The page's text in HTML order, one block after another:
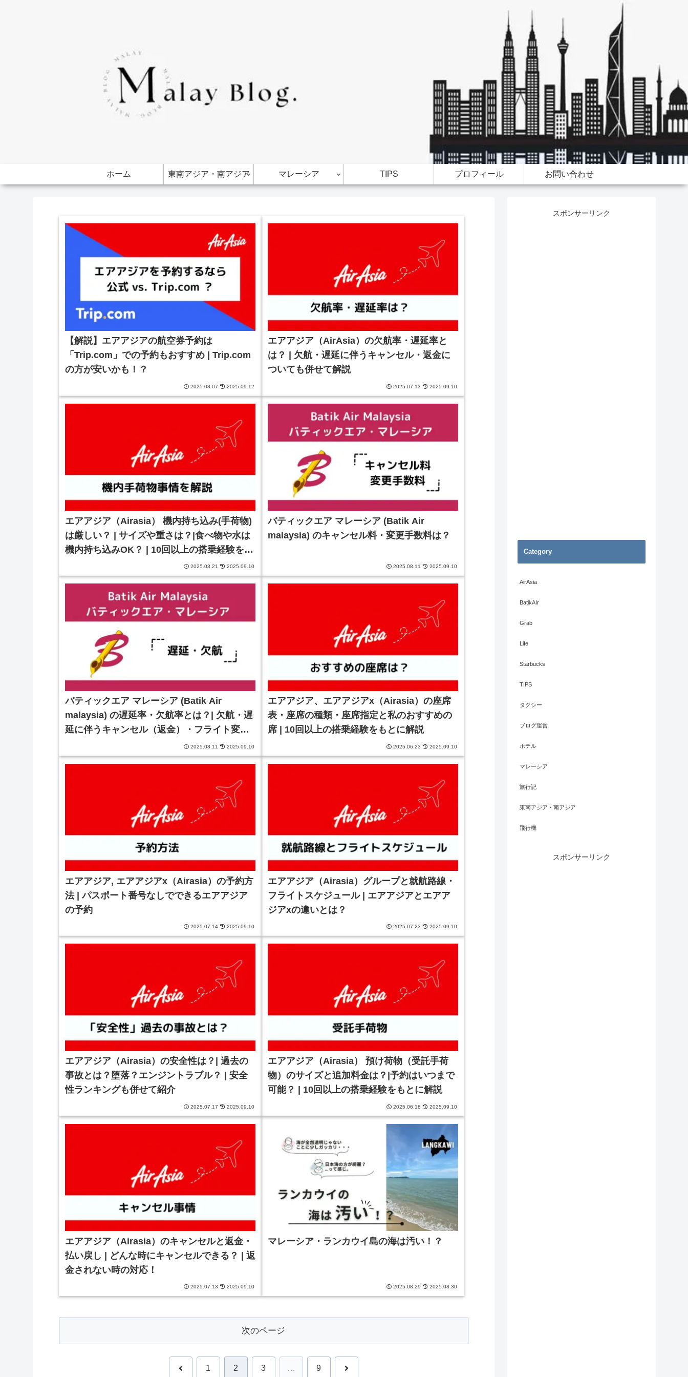
ホーム 東南アジア・南アジア マレーシア TIPS プロフィール お問い合わせ
【解説】エアアジアの航空券予約は
「Trip.com」での予約もおすすめ | Trip.com
の方が安いかも！？
2025.08.07 2025.09.12
エアアジア（AirAsia）の欠航率・遅延率と
は？ | 欠航・遅延に伴うキャンセル・返金に
ついても併せて解説
2025.07.13 2025.09.10
エアアジア（Airasia） 機内持ち込み(手荷物)
は厳しい？ | サイズや重さは？|食べ物や水は
機内持ち込みOK？ | 10回以上の搭乗経験をも
2025.03.21 2025.09.10
バティックエア マレーシア (Batik Air
malaysia) のキャンセル料・変更手数料は？
2025.08.11 2025.09.10
バティックエア マレーシア (Batik Air
malaysia) の遅延率・欠航率とは？| 欠航・遅
延に伴うキャンセル（返金）・フライト変更
2025.08.11 2025.09.10
エアアジア、エアアジアx（Airasia）の座席
表・座席の種類・座席指定と私のおすすめの
席 | 10回以上の搭乗経験をもとに解説
2025.06.23 2025.09.10
エアアジア, エアアジアx（Airasia）の予約方
法 | パスポート番号なしでできるエアアジア
の予約
2025.07.14 2025.09.10
エアアジア（Airasia）グループと就航路線・
フライトスケジュール | エアアジアとエアア
ジアxの違いとは？
2025.07.23 2025.09.10
エアアジア（Airasia）の安全性は？| 過去の
事故とは？堕落？エンジントラブル？ | 安全
性ランキングも併せて紹介
2025.07.17 2025.09.10
エアアジア（Airasia） 預け荷物（受託手荷
物）のサイズと追加料金は？|予約はいつまで
可能？ | 10回以上の搭乗経験をもとに解説
2025.06.18 2025.09.10
エアアジア（Airasia）のキャンセルと返金・
払い戻し | どんな時にキャンセルできる？ | 返
金されない時の対応！
2025.07.13 2025.09.10
マレーシア・ランカウイ島の海は汚い！？
2025.08.29 2025.08.30
次のページ
前 1 2 3 … 9 次
スポンサーリンク
Category
AirAsia
BatikAIr
Grab
Life
Starbucks
TIPS
タクシー
ブログ運営
ホテル
マレーシア
旅行記
東南アジア・南アジア
飛行機
スポンサーリンク